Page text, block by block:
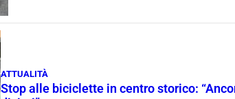
ATTUALITÀ
Stop alle biciclette in centro storico: